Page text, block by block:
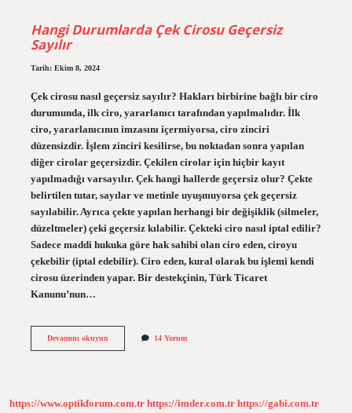
Hangi Durumlarda Çek Cirosu Geçersiz
Sayılır
Tarih: Ekim 8, 2024
Çek cirosu nasıl geçersiz sayılır? Hakları birbirine bağlı bir ciro
durumunda, ilk ciro, yararlanıcı tarafından yapılmalıdır. İlk
ciro, yararlanıcının imzasını içermiyorsa, ciro zinciri
düzensizdir. İşlem zinciri kesilirse, bu noktadan sonra yapılan
diğer cirolar geçersizdir. Çekilen cirolar için hiçbir kayıt
yapılmadığı varsayılır. Çek hangi hallerde geçersiz olur? Çekte
belirtilen tutar, sayılar ve metinle uyuşmuyorsa çek geçersiz
sayılabilir. Ayrıca çekte yapılan herhangi bir değişiklik (silmeler,
düzeltmeler) çeki geçersiz kılabilir. Çekteki ciro nasıl iptal edilir?
Sadece maddi hukuka göre hak sahibi olan ciro eden, ciroyu
çekebilir (iptal edebilir). Ciro eden, kural olarak bu işlemi kendi
cirosu üzerinden yapar. Bir destekçinin, Türk Ticaret
Kanunu’nun…
Devamını okuyunHangi
14 Yorum
https://www.optikforum.com.tr https://imder.com.tr https://gabi.com.tr